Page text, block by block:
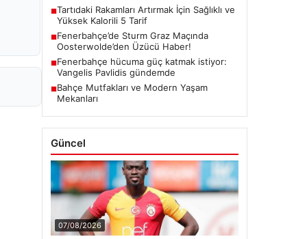
■Tartıdaki Rakamları Artırmak İçin Sağlıklı ve
Yüksek Kalorili 5 Tarif
■Fenerbahçe’de Sturm Graz Maçında
Oosterwolde’den Üzücü Haber!
■Fenerbahçe hücuma güç katmak istiyor:
Vangelis Pavlidis gündemde
■Bahçe Mutfakları ve Modern Yaşam
Mekanları
Güncel
07/08/2026